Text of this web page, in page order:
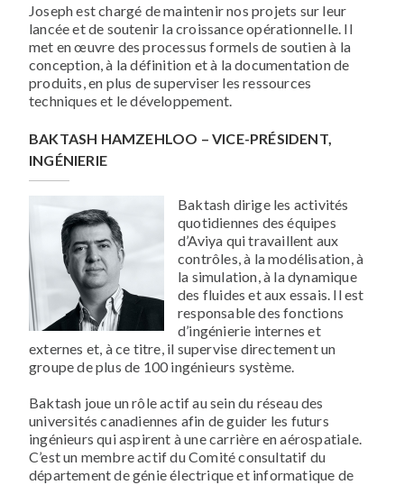
Joseph est chargé de maintenir nos projets sur leur
lancée et de soutenir la croissance opérationnelle. Il
met en œuvre des processus formels de soutien à la
conception, à la définition et à la documentation de
produits, en plus de superviser les ressources
techniques et le développement.
BAKTASH HAMZEHLOO – VICE-PRÉSIDENT,
INGÉNIERIE
Baktash dirige les activités
quotidiennes des équipes
d’Aviya qui travaillent aux
contrôles, à la modélisation, à
la simulation, à la dynamique
des fluides et aux essais. Il est
responsable des fonctions
d’ingénierie internes et
externes et, à ce titre, il supervise directement un
groupe de plus de 100 ingénieurs système.
Baktash joue un rôle actif au sein du réseau des
universités canadiennes afin de guider les futurs
ingénieurs qui aspirent à une carrière en aérospatiale.
C’est un membre actif du Comité consultatif du
département de génie électrique et informatique de